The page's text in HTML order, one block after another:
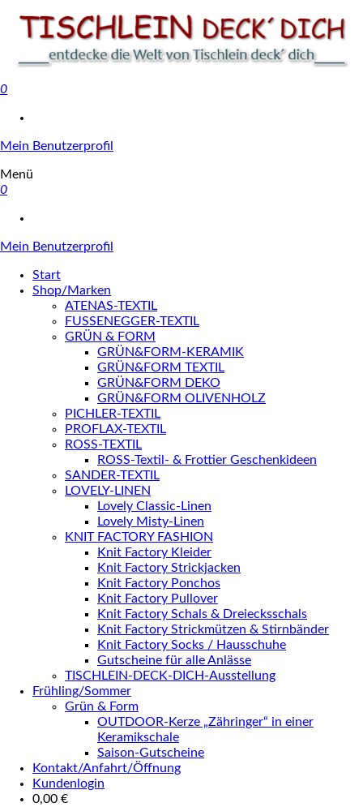
0
Mein Benutzerprofil
Menü
0
Mein Benutzerprofil
Start
Shop/Marken
ATENAS-TEXTIL
FUSSENEGGER-TEXTIL
GRÜN & FORM
GRÜN&FORM-KERAMIK
GRÜN&FORM TEXTIL
GRÜN&FORM DEKO
GRÜN&FORM OLIVENHOLZ
PICHLER-TEXTIL
PROFLAX-TEXTIL
ROSS-TEXTIL
ROSS-Textil- & Frottier Geschenkideen
SANDER-TEXTIL
LOVELY-LINEN
Lovely Classic-Linen
Lovely Misty-Linen
KNIT FACTORY FASHION
Knit Factory Kleider
Knit Factory Strickjacken
Knit Factory Ponchos
Knit Factory Pullover
Knit Factory Schals & Dreiecksschals
Knit Factory Strickmützen & Stirnbänder
Knit Factory Socks / Hausschuhe
Gutscheine für alle Anlässe
TISCHLEIN-DECK-DICH-Ausstellung
Frühling/Sommer
Grün & Form
OUTDOOR-Kerze „Zähringer“ in einer
Keramikschale
Saison-Gutscheine
Kontakt/Anfahrt/Öffnung
Kundenlogin
0,00 €